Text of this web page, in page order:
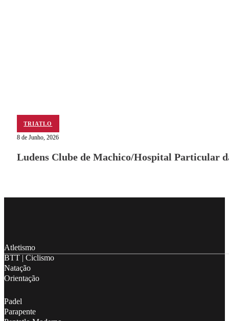
TRIATLO
8 de Junho, 2026
Ludens Clube de Machico/Hospital Particular
Atletismo
BTT | Ciclismo
Natação
Orientação
Padel
Parapente